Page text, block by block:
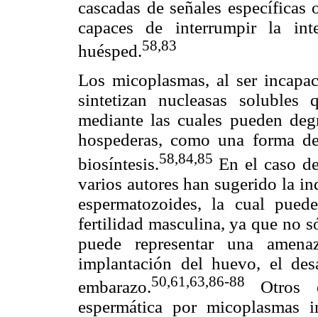
cascadas de señales
capaces de interrumpir la
huésped.58,83
Los micoplasmas, al ser
sintetizan nucleasas
mediante las cuales pueden
hospederas, como una forma
biosíntesis.58,84,85 En el caso
varios autores han sugerido la
espermatozoides, la cual
fertilidad masculina, ya que no
puede representar una
implantación del huevo, el
embarazo.50,61,63,86-88
Otros
espermática por micoplasmas